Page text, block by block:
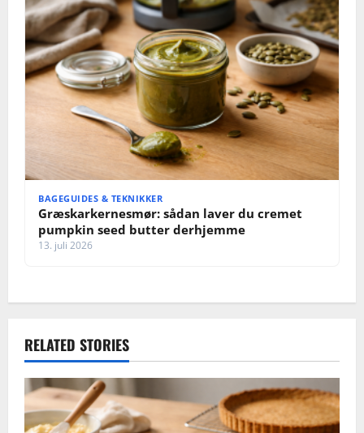
BAGEGUIDES & TEKNIKKER
Græskarkernesmør: sådan laver du cremet
pumpkin seed butter derhjemme
13. juli 2026
RELATED STORIES